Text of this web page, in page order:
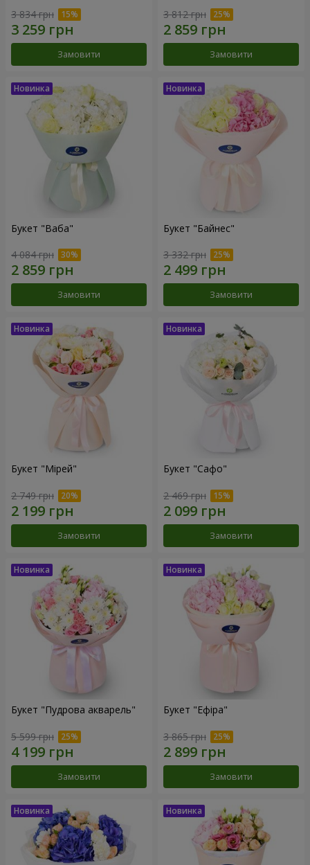
3 834 грн
Замовити
3 812 грн
Замовити
Букет "Ваба"
4 084 грн
Замовити
Букет "Байнес"
3 332 грн
Замовити
Букет "Мірей"
2 749 грн
Замовити
Букет "Сафо"
2 469 грн
Замовити
Букет "Пудрова акварель"
5 599 грн
Замовити
Букет "Ефіра"
3 865 грн
Замовити